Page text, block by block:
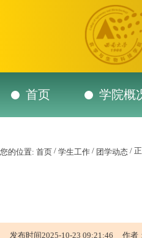
首页 学院概
您的位置: 首页 / 学生工作 / 团学动态 /
发布时间2025-10-23 09:21:46 作者